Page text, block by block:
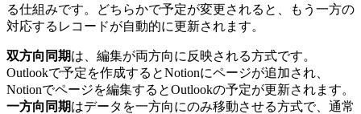
る仕組みです。どちらかで予定が変更されると、もう一方の
対応するレコードが自動的に更新されます。
双方向同期は、編集が両方向に反映される方式です。
Outlookで予定を作成するとNotionにページが追加され、
Notionでページを編集するとOutlookの予定が更新されます。
一方向同期はデータを一方向にのみ移動させる方式で、通常